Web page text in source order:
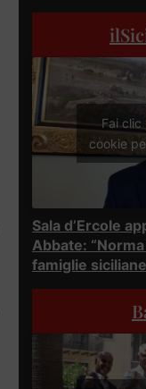
Fai
cookie
Sala d’Ercole
Abbate:
famiglie